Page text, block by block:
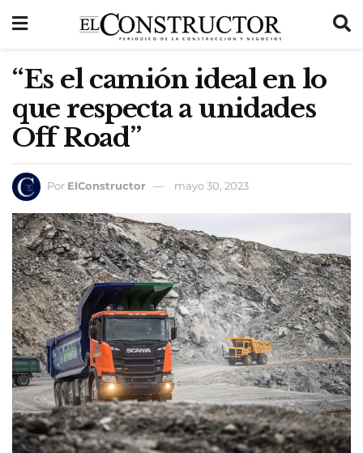
“Es el camión ideal en lo
que respecta a unidades
Off Road”
Por ElConstructor mayo 30, 2023